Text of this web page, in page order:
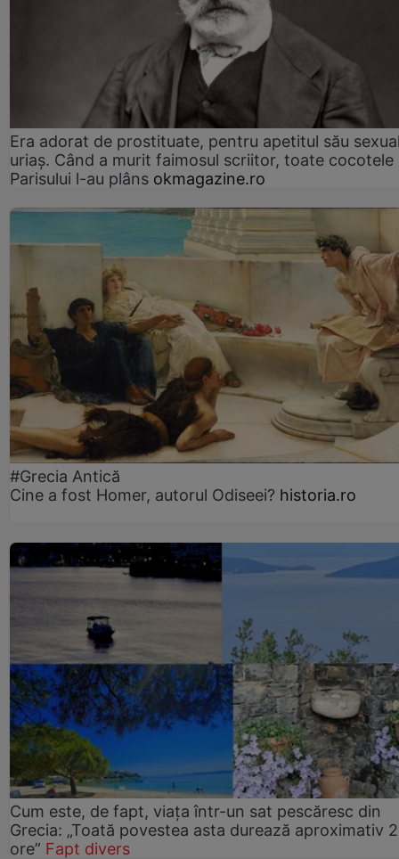
Era adorat de prostituate, pentru apetitul său
uriaș. Când a murit faimosul scriitor, toate cocotele
Parisului l-au plâns okmagazine.ro
#Grecia Antică
Cine a fost Homer, autorul Odiseei? historia.ro
Cum este, de fapt, viața într-un sat pescăresc din
Grecia: „Toată povestea asta durează aproximativ
ore” Fapt divers